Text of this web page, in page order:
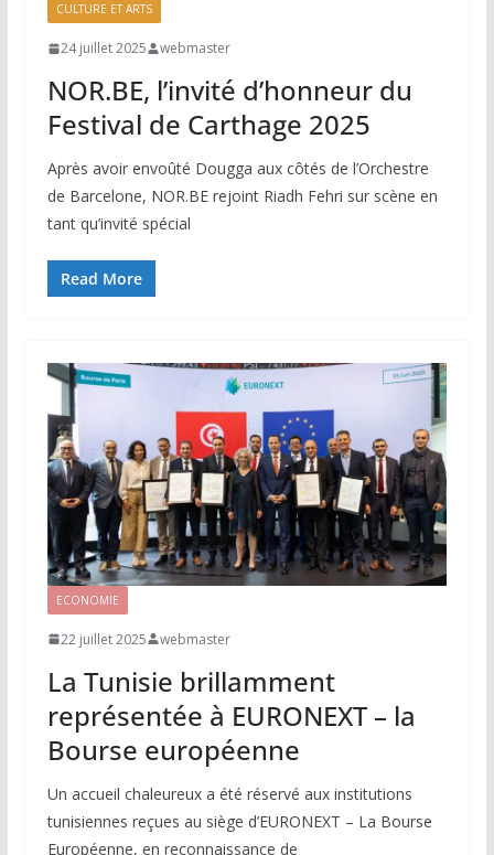
CULTURE ET ARTS
24 juillet 2025 webmaster
NOR.BE, l’invité d’honneur du
Festival de Carthage 2025
Après avoir envoûté Dougga aux côtés de l’Orchestre
de Barcelone, NOR.BE rejoint Riadh Fehri sur scène en
tant qu’invité spécial
Read More
ECONOMIE
22 juillet 2025 webmaster
La Tunisie brillamment
représentée à EURONEXT – la
Bourse européenne
Un accueil chaleureux a été réservé aux institutions
tunisiennes reçues au siège d’EURONEXT – La Bourse
Européenne, en reconnaissance de